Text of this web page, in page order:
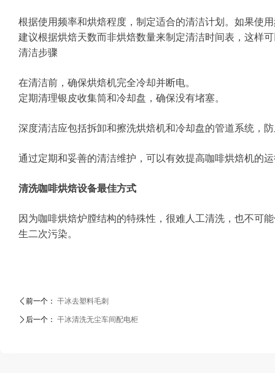
根据使用频率和烘焙程度，制定适合的清洁计划。如果使
建议根据烘焙天数而非烘焙数量来制定清洁时间表，这样
清洁步骤
在清洁前，确保烘焙机完全冷却并断电。
定期清理银皮收集筒和冷却盘，确保没有堵塞。
深度清洁应包括拆卸和擦洗烘焙机和冷却盘的管道系统，
通过定期和妥善的清洁维护，可以有效提高咖啡烘焙机的
清洗咖啡烘焙设备最佳方式
因为咖啡烘焙炉膛结构的特殊性，很难人工清洗，也不可
生二次污染。
ꄴ 前一个： 干冰去塑料毛刺
ꄲ 后一个： 干冰清洗无尘车间配电柜